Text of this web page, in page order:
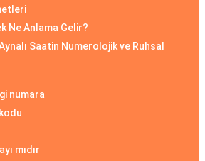
Ne Anlama Gelir?
Saatin Numerolojik ve Ruhsal
numara
mıdır